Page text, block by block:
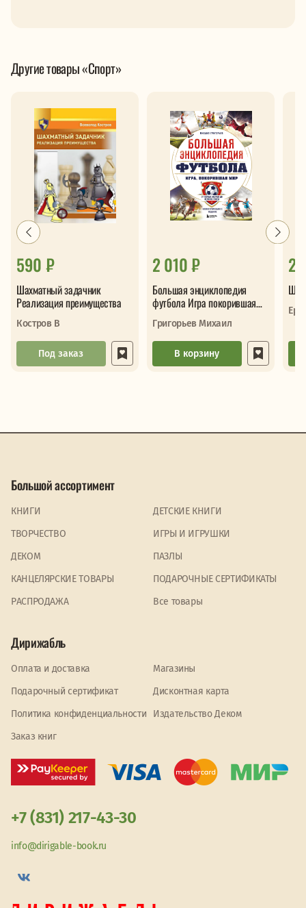
Другие товары «Спорт»
590 ₽
Шахматный задачник
Реализация преимущества
Костров В
Под заказ
2 010 ₽
Большая энциклопедия
футбола Игра покорившая
мир От первых матчей до
великих поб
Григорьев Михаил
В корзину
Большой ассортимент
КНИГИ
ДЕТСКИЕ КНИГИ
ТВОРЧЕСТВО
ИГРЫ И ИГРУШКИ
ДЕКОМ
ПАЗЛЫ
КАНЦЕЛЯРСКИЕ ТОВАРЫ
ПОДАРОЧНЫЕ СЕРТИФИКАТЫ
PАСПРОДАЖА
Все товары
Дирижабль
Оплата и доставка
Магазины
Подарочный сертификат
Дисконтная карта
Политика конфиденциальности
Издательство Деком
Заказ книг
+7 (831) 217-43-30
info@dirigable-book.ru